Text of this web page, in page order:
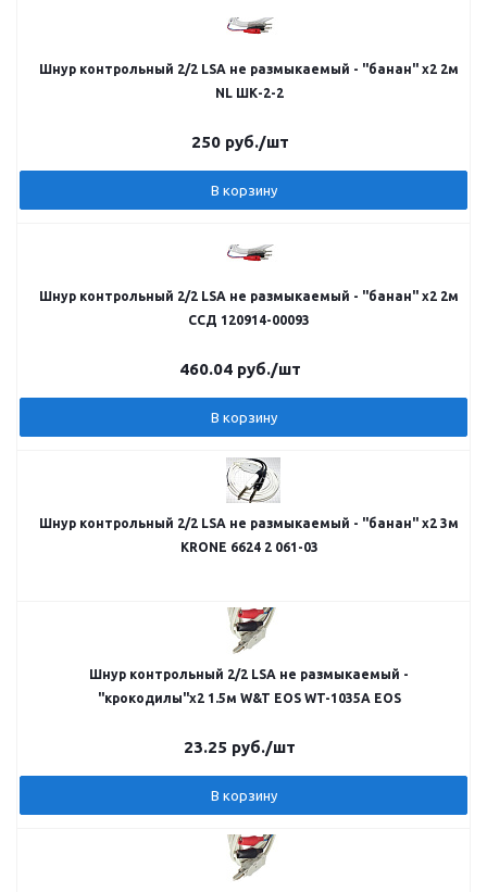
Шнур контрольный 2/2 LSA не размыкаемый - "банан" х2 2м
NL ШК-2-2
250руб./шт
В корзину
Шнур контрольный 2/2 LSA не размыкаемый - "банан" х2 2м
ССД 120914-00093
460.04руб./шт
В корзину
Шнур контрольный 2/2 LSA не размыкаемый - "банан" х2 3м
KRONE 6624 2 061-03
Шнур контрольный 2/2 LSA не размыкаемый -
"крокодилы"х2 1.5м W&T EOS WT-1035A EOS
23.25 руб./шт
В корзину